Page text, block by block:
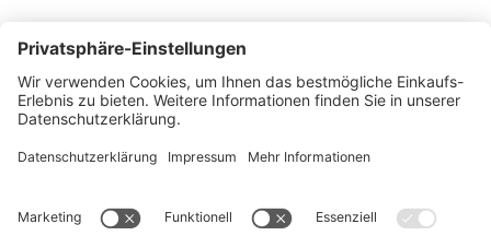
Montags bis Freitags von 08:30 - 17:00 Uhr
+41 44 240 / 11 55
+41 44 240 / 11 57
info@office-trade.ch